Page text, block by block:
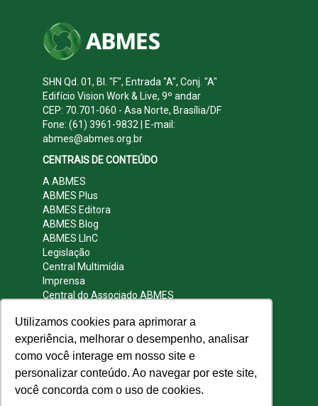
Utilizamos cookies para aprimorar a
experiência, melhorar o desempenho, analisar
como você interage em nosso site e
personalizar conteúdo. Ao navegar por este site,
você concorda com o uso de cookies.
SHN Qd. 01, Bl. "F", Entrada "A", Conj. "A"
Edifício Vision Work & Live, 9º andar
CEP: 70.701-060 - Asa Norte, Brasília/DF
Fone: (61) 3961-9832 | E-mail:
abmes@abmes.org.br
CENTRAIS DE CONTEÚDO
A ABMES
ABMES Plus
ABMES Editora
ABMES Blog
ABMES LInC
Legislação
Central Multimídia
Imprensa
Central do Associado ABMES
REDES SOCIAIS